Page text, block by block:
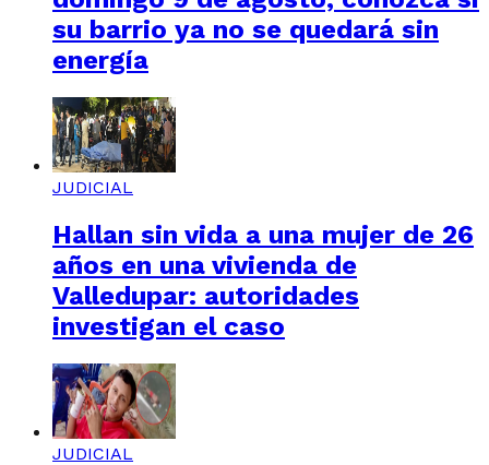
su barrio ya no se quedará sin
energía
JUDICIAL
Hallan sin vida a una mujer de 26
años en una vivienda de
Valledupar: autoridades
investigan el caso
JUDICIAL